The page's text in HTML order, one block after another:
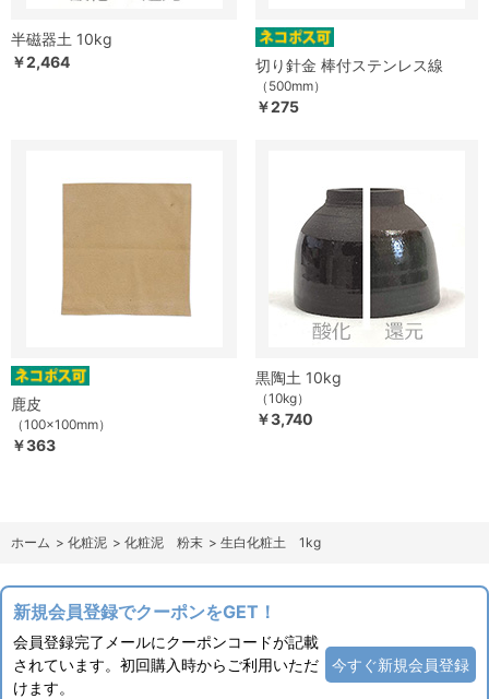
半磁器土 10kg
￥2,464
切り針金 棒付ステンレス線
（500mm）
￥275
鹿皮
（100×100mm）
￥363
黒陶土 10kg
（10kg）
￥3,740
ホーム > 化粧泥 > 化粧泥 粉末 > 生白化粧土 1kg
新規会員登録でクーポンをGET！
会員登録完了メールにクーポンコードが記載
されています。初回購入時からご利用いただ
けます。
今すぐ新規会員登録